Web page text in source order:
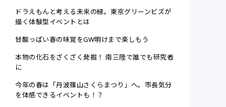
ドラえもんと考える未来の緑。東京グリーンビズが
描く体験型イベントとは
甘酸っぱい春の味覚をGW明けまで楽しもう
本物の化石をざくざく発掘！ 南三陸で誰でも研究者
に
今年の春は「丹波篠山さくらまつり」へ。市長気分
を体感できるイベントも！？